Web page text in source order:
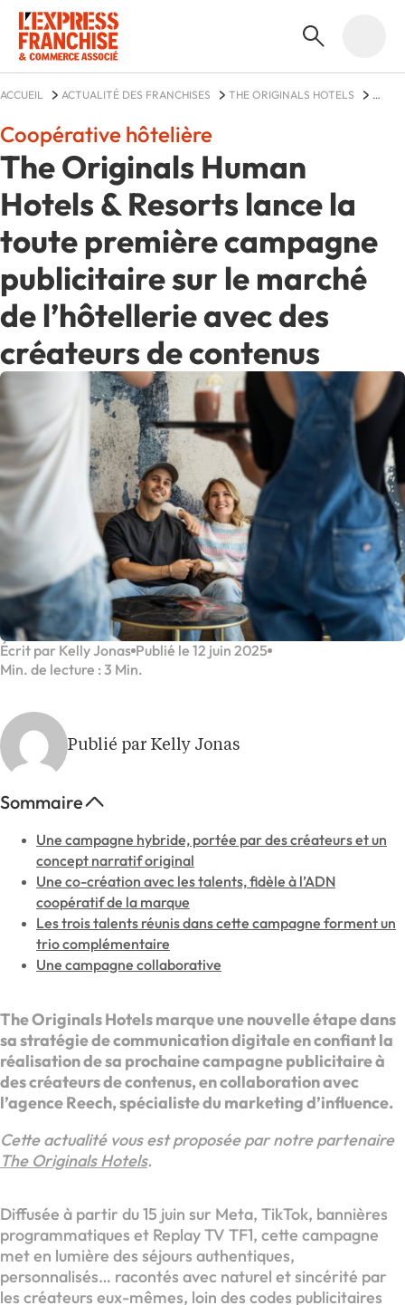
ACCUEIL ACTUALITÉ DES FRANCHISES
THE ORIGINALS HOTELS
The Originals Human
Hotels & Resorts lance la
toute première campagne
publicitaire sur le marché
de l’hôtellerie avec des
créateurs de contenus
Coopérative hôtelière
Écrit par Kelly Jonas Publié le 12 juin 2025
Min. de lecture : 3 Min.
Publié par Kelly Jonas
Sommaire
Une campagne hybride, portée par des créateurs et un
concept narratif original
Une co-création avec les talents, fidèle à l’ADN
coopératif de la marque
Les trois talents réunis dans cette campagne forment un
trio complémentaire
Une campagne collaborative
The Originals Hotels marque une nouvelle étape dans
sa stratégie de communication digitale en confiant la
réalisation de sa prochaine campagne publicitaire à
des créateurs de contenus, en collaboration avec
l’agence Reech, spécialiste du marketing d’influence.
Cette actualité vous est proposée par notre partenaire
The Originals Hotels.
Diffusée à partir du 15 juin sur Meta, TikTok, bannières
programmatiques et Replay TV TF1, cette campagne
met en lumière des séjours authentiques,
personnalisés… racontés avec naturel et sincérité par
les créateurs eux-mêmes, loin des codes publicitaires